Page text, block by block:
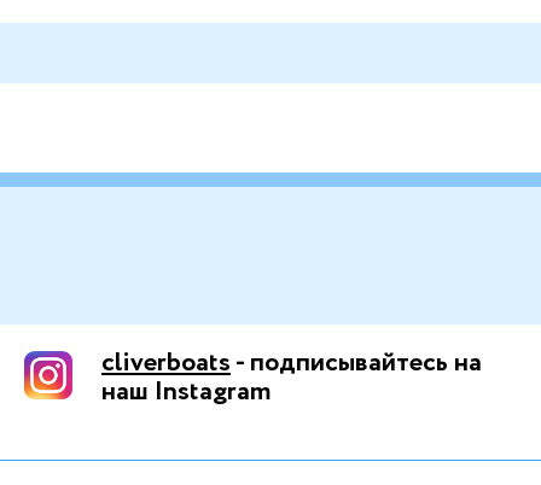
cliverboats- подписывайтесь на
наш Instagram